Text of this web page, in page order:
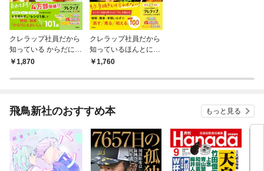
クレラップ社員だから
知っている からだにい
いレンジごはん
1,870
クレラップ社員だから
知っているほんとにお
いしいレンジごはん
1,760
飛鳥新社のおすすめ本 もっと見る